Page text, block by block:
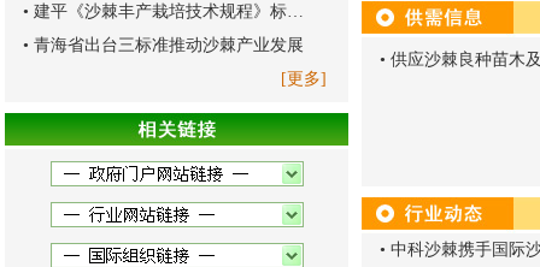
• 建平《沙棘丰产栽培技术规程》标准通过评审
• 青海省出台三标准推动沙棘产业发展
[更多]
• 供应沙棘良种苗木
• 中科沙棘携手国际